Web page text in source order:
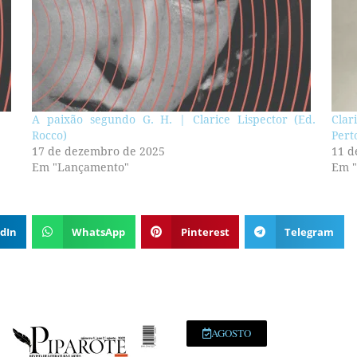
A paixão segundo G. H. | Clarice Lispector (Ed.
Rocco)
17 de dezembro de 2025
Em "Lançamento"
11
Em
WhatsApp Pinterest Telegram
AGOSTO